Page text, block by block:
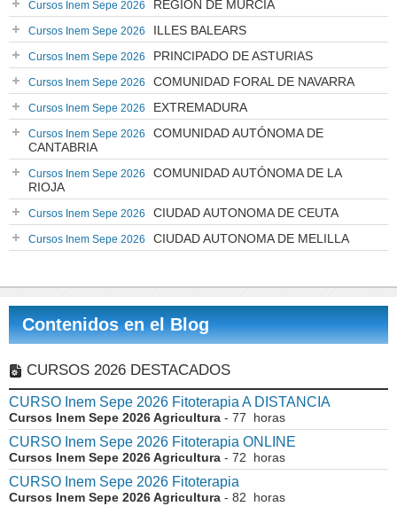
Cursos Inem Sepe 2026 REGIÓN DE MURCIA
Cursos Inem Sepe 2026 ILLES BALEARS
Cursos Inem Sepe 2026 PRINCIPADO DE ASTURIAS
Cursos Inem Sepe 2026 COMUNIDAD FORAL DE NAVARRA
Cursos Inem Sepe 2026 EXTREMADURA
Cursos Inem Sepe 2026
COMUNIDAD AUTÓNOMA DE
CANTABRIA
Cursos Inem Sepe 2026
COMUNIDAD AUTÓNOMA DE LA
RIOJA
Cursos Inem Sepe 2026 CIUDAD AUTONOMA DE CEUTA
Cursos Inem Sepe 2026 CIUDAD AUTONOMA DE MELILLA
Contenidos en el Blog
CURSOS 2026 DESTACADOS
CURSO Inem Sepe 2026 Fitoterapia A DISTANCIA
Cursos Inem Sepe 2026 Agricultura - 77 horas
CURSO Inem Sepe 2026 Fitoterapia ONLINE
Cursos Inem Sepe 2026 Agricultura - 72 horas
CURSO Inem Sepe 2026 Fitoterapia
Cursos Inem Sepe 2026 Agricultura - 82 horas